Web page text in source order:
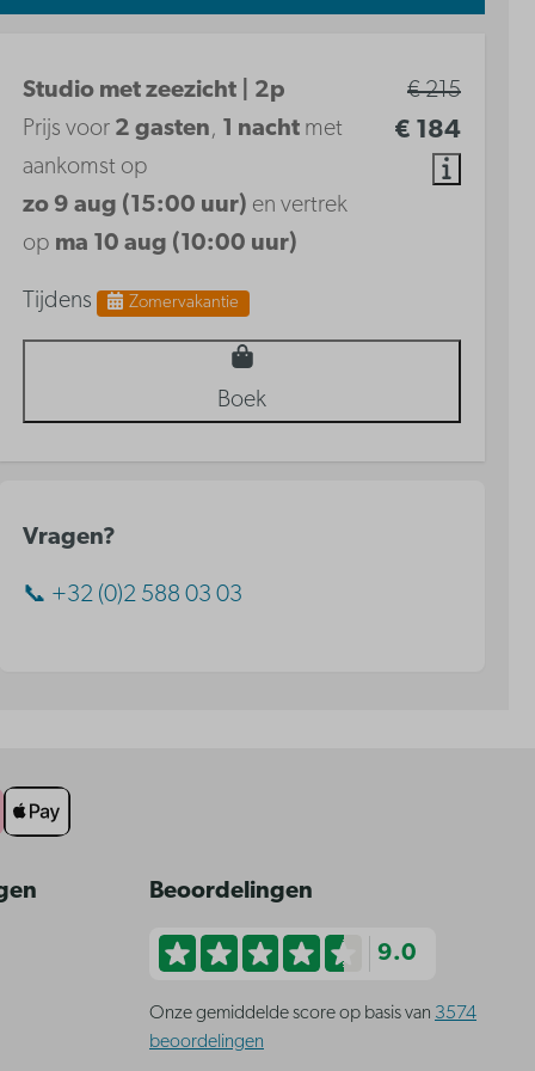
€ 215
€ 184
Studio met zeezicht | 2p
Prijs voor 2 gasten, 1 nacht met
aankomst op
zo 9 aug (15:00 uur) en vertrek
op ma 10 aug (10:00 uur)
Tijdens Zomervakantie
Boek
Vragen?
📞 +32 (0)2 588 03 03
Beoordelingen
9.0
Onze gemiddelde score op basis van 3574
beoordelingen